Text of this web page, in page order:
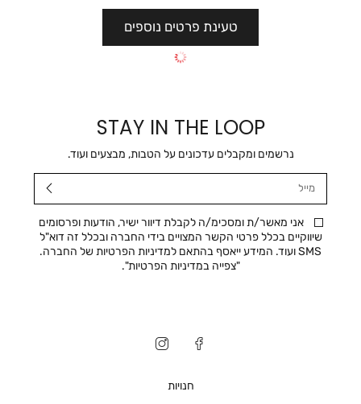
טעינת פרטים נוספים
STAY IN THE LOOP
נרשמים ומקבלים עדכונים על הטבות, מבצעים ועוד.
אני מאשר/ת ומסכימ/ה לקבלת דיוור ישיר, הודעות ופרסומים
שיווקיים בכלל פרטי הקשר המצויים בידי החברה ובכלל זה דוא"ל
SMS ועוד. המידע ייאסף בהתאם למדיניות הפרטיות של החברה.
"צפייה במדיניות הפרטיות".
חנויות